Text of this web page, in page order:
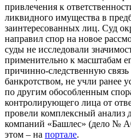
привлечения к
ликвидного имущества в
заинтересованных лиц. Суд
направил спор на новое
суды не исследовали
применительно к масштабам
причинно-следственную
банкротством, не учли ранее
по другим обособленным
контролирующего лица от
провели комплексный анализ
компаний «Башлес» (дело №
этом – на портале.